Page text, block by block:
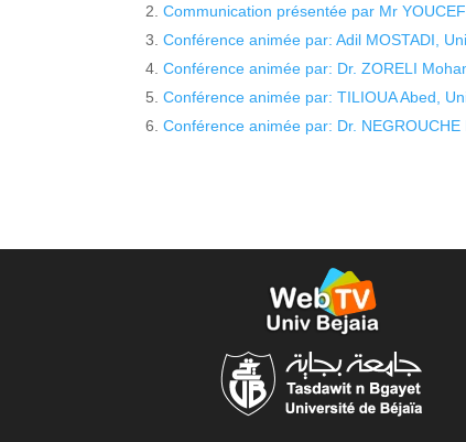
Communication présentée par Mr
Conférence animée par: Adil MOSTADI,
Conférence animée par: Dr. ZORELI
Conférence animée par: TILIOUA Abed,
Conférence animée par: Dr.